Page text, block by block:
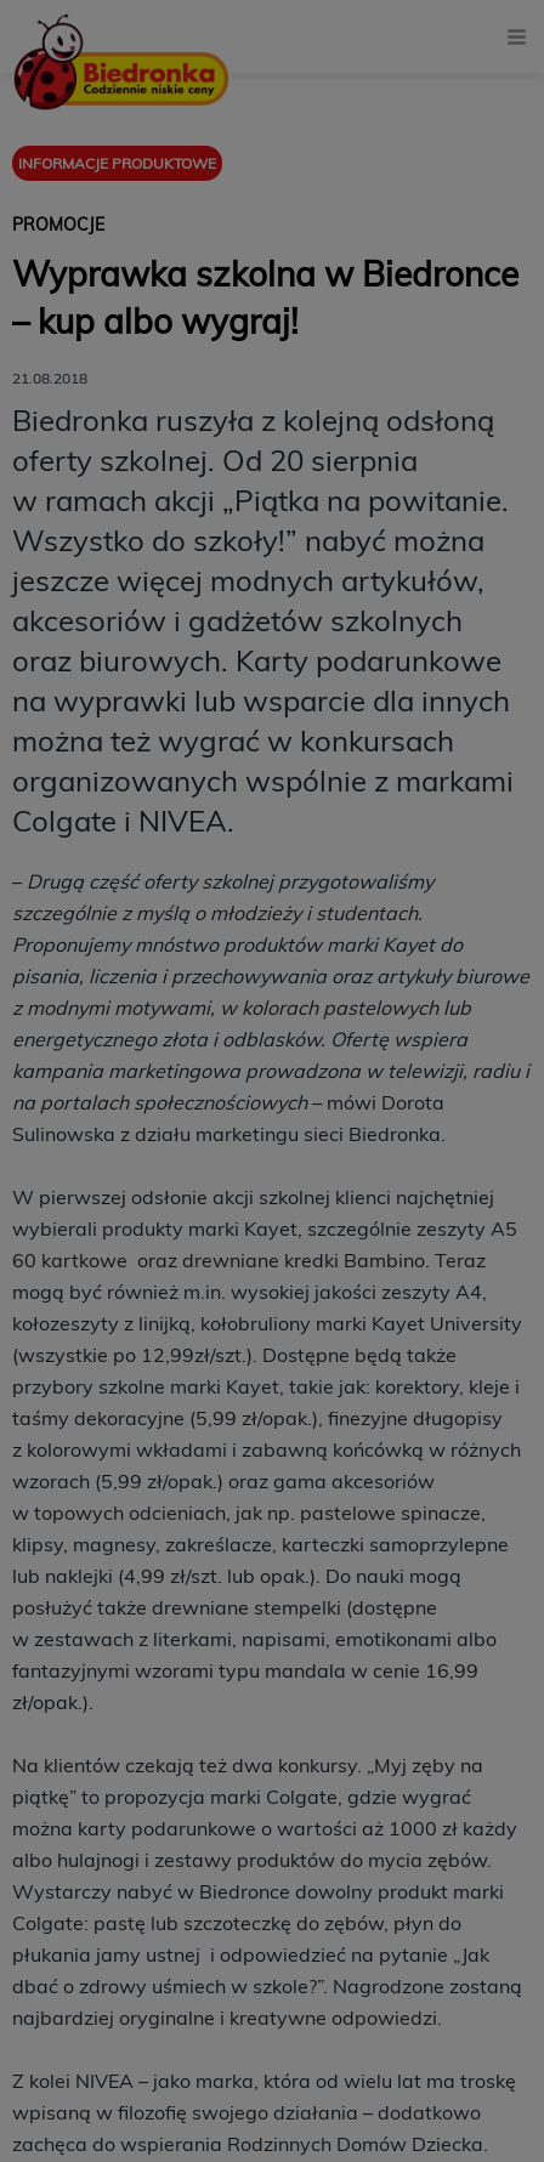
INFORMACJE PRODUKTOWE
PROMOCJE
Wyprawka szkolna w Biedronce
– kup albo wygraj!
21.08.2018
Biedronka ruszyła z kolejną odsłoną
oferty szkolnej. Od 20 sierpnia
w ramach akcji „Piątka na powitanie.
Wszystko do szkoły!” nabyć można
jeszcze więcej modnych artykułów,
akcesoriów i gadżetów szkolnych
oraz biurowych. Karty podarunkowe
na wyprawki lub wsparcie dla innych
można też wygrać w konkursach
organizowanych wspólnie z markami
Colgate i NIVEA.
– Drugą część oferty szkolnej przygotowaliśmy
szczególnie z myślą o młodzieży i studentach.
Proponujemy mnóstwo produktów marki Kayet do
pisania, liczenia i przechowywania oraz artykuły biurowe
z modnymi motywami, w kolorach pastelowych lub
energetycznego złota i odblasków. Ofertę wspiera
kampania marketingowa prowadzona w telewizji, radiu i
na portalach społecznościowych– mówi Dorota
Sulinowska z działu marketingu sieci Biedronka.
W pierwszej odsłonie akcji szkolnej klienci najchętniej
wybierali produkty marki Kayet, szczególnie zeszyty A5
60 kartkowe oraz drewniane kredki Bambino. Teraz
mogą być również m.in. wysokiej jakości zeszyty A4,
kołozeszyty z linijką, kołobruliony marki Kayet University
(wszystkie po 12,99zł/szt.). Dostępne będą także
przybory szkolne marki Kayet, takie jak: korektory, kleje i
taśmy dekoracyjne (5,99 zł/opak.), finezyjne długopisy
z kolorowymi wkładami i zabawną końcówką w różnych
wzorach (5,99 zł/opak.) oraz gama akcesoriów
w topowych odcieniach, jak np. pastelowe spinacze,
klipsy, magnesy, zakreślacze, karteczki samoprzylepne
lub naklejki (4,99 zł/szt. lub opak.). Do nauki mogą
posłużyć także drewniane stempelki (dostępne
w zestawach z literkami, napisami, emotikonami albo
fantazyjnymi wzorami typu mandala w cenie 16,99
zł/opak.).
Na klientów czekają też dwa konkursy. „Myj zęby na
piątkę” to propozycja marki Colgate, gdzie wygrać
można karty podarunkowe o wartości aż 1000 zł każdy
albo hulajnogi i zestawy produktów do mycia zębów.
Wystarczy nabyć w Biedronce dowolny produkt marki
Colgate: pastę lub szczoteczkę do zębów, płyn do
płukania jamy ustnej i odpowiedzieć na pytanie „Jak
dbać o zdrowy uśmiech w szkole?”. Nagrodzone zostaną
najbardziej oryginalne i kreatywne odpowiedzi.
Z kolei NIVEA – jako marka, która od wielu lat ma troskę
wpisaną w filozofię swojego działania – dodatkowo
zachęca do wspierania Rodzinnych Domów Dziecka.